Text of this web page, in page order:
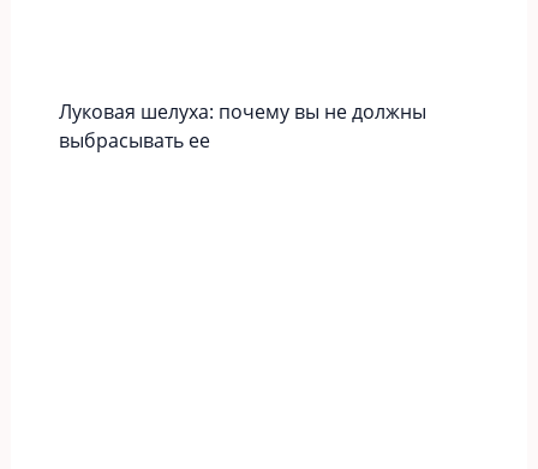
Луковая шелуха: почему вы не должны
выбрасывать ее